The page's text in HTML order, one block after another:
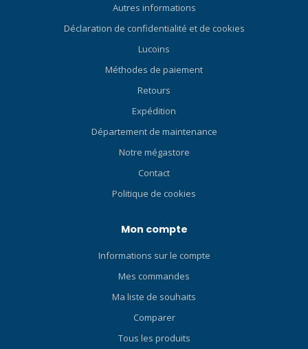
Autres informations
Déclaration de confidentialité et de cookies
Lucoins
Méthodes de paiement
Retours
Expédition
Département de maintenance
Notre mégastore
Contact
Politique de cookies
Mon compte
Informations sur le compte
Mes commandes
Ma liste de souhaits
Comparer
Tous les produits